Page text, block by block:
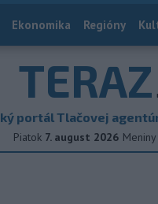
Ekonomika Regióny
TERAZ
portál Tlačovej
Piatok 7. august 2026 Meniny